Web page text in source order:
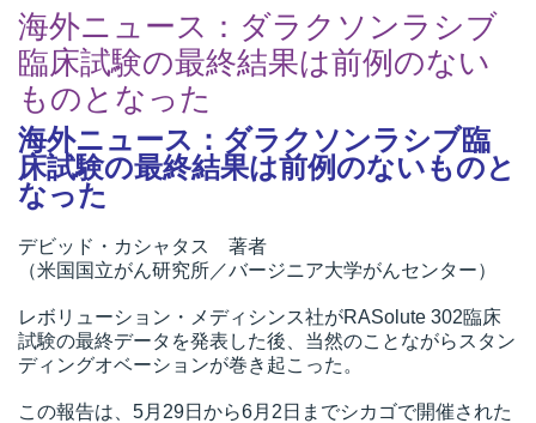
海外ニュース：ダラクソンラシブ
臨床試験の最終結果は前例のない
ものとなった
海外ニュース：ダラクソンラシブ臨
床試験の最終結果は前例のないものと
なった
デビッド・カシャタス 著者
（米国国立がん研究所／バージニア大学がんセンター）
レボリューション・メディシンス社がRASolute 302臨床
試験の最終データを発表した後、当然のことながらスタン
ディングオベーションが巻き起こった。
この報告は、5月29日から6月2日までシカゴで開催された